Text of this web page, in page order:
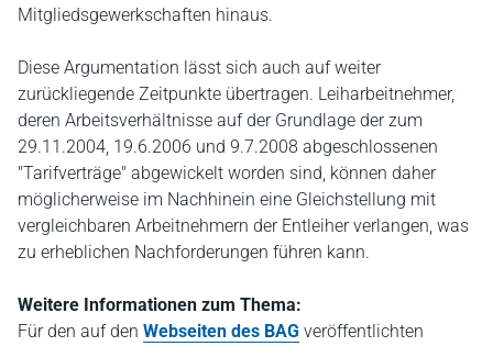
Mitgliedsgewerkschaften hinaus.
Diese Argumentation lässt sich auch auf weiter
zurückliegende Zeitpunkte übertragen. Leiharbeitnehmer,
deren Arbeitsverhältnisse auf der Grundlage der zum
29.11.2004, 19.6.2006 und 9.7.2008 abgeschlossenen
"Tarifverträge" abgewickelt worden sind, können daher
möglicherweise im Nachhinein eine Gleichstellung mit
vergleichbaren Arbeitnehmern der Entleiher verlangen, was
zu erheblichen Nachforderungen führen kann.
Weitere Informationen zum Thema:
Für den auf den Webseiten des BAG veröffentlichten